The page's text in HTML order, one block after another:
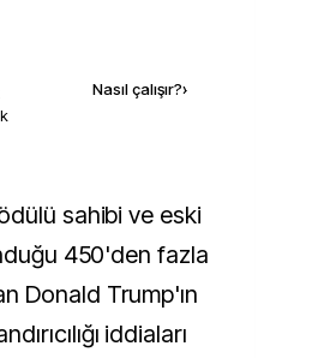
Nasıl çalışır?›
450'den fazla
Donald Trump'ın
iddiaları